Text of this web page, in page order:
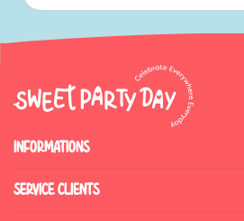
INFORMATIONS
SERVICE CLIENTS